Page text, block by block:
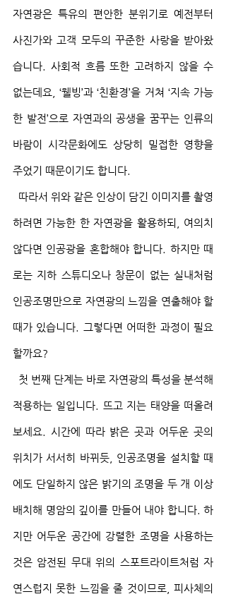
자연광은 특유의 편안한 분위기로 예전부터
사진가와 고객 모두의 꾸준한 사랑을 받아왔
습니다. 사회적 흐름 또한 고려하지 않을 수
없는데요, ‘웰빙’과 ‘친환경’을 거쳐 ‘지속 가능
한 발전’으로 자연과의 공생을 꿈꾸는 인류의
바람이 시각문화에도 상당히 밀접한 영향을
주었기 때문이기도 합니다.
하려면 가능한 한 자연광을 활용하되, 여의치
않다면 인공광을 혼합해야 합니다. 하지만 때
로는 지하 스튜디오나 창문이 없는 실내처럼
인공조명만으로 자연광의 느낌을 연출해야 할
때가 있습니다. 그렇다면 어떠한 과정이 필요
할까요?
적용하는 일입니다. 뜨고 지는 태양을 떠올려
보세요. 시간에 따라 밝은 곳과 어두운 곳의
위치가 서서히 바뀌듯, 인공조명을 설치할 때
에도 단일하지 않은 밝기의 조명을 두 개 이상
배치해 명암의 깊이를 만들어 내야 합니다. 하
지만 어두운 공간에 강렬한 조명을 사용하는
것은 암전된 무대 위의 스포트라이트처럼 자
연스럽지 못한 느낌을 줄 것이므로, 피사체의